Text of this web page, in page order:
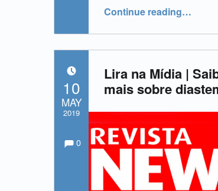
Continue reading“Lira na Mídia | Saúde bucal da mulher”
…
Lira na Mídia |
mais sobre
POSTED ON:10
MAY
2019
Written by: Comments:
Comments:
0